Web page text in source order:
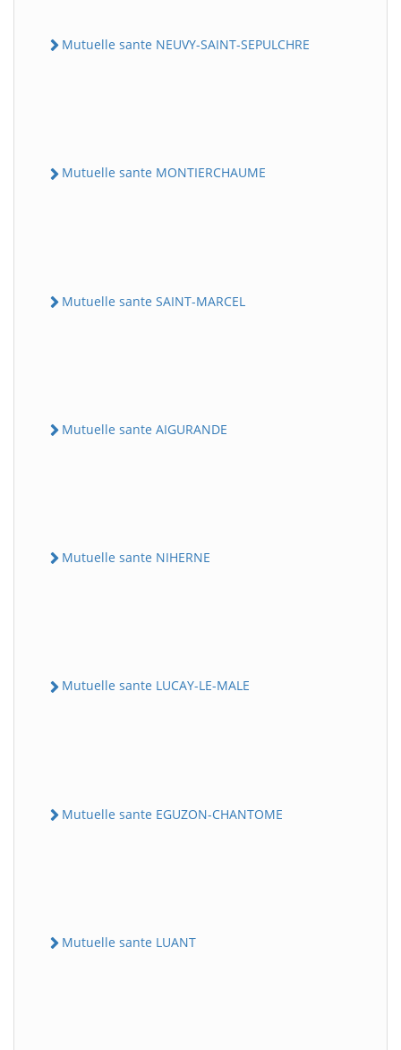
Mutuelle sante NEUVY-SAINT-SEPULCHRE
Mutuelle sante MONTIERCHAUME
Mutuelle sante SAINT-MARCEL
Mutuelle sante AIGURANDE
Mutuelle sante NIHERNE
Mutuelle sante LUCAY-LE-MALE
Mutuelle sante EGUZON-CHANTOME
Mutuelle sante LUANT